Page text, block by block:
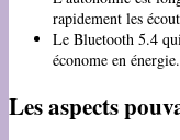
rapidement les
Le Bluetooth 5.4
économe en énergie.
Les aspects